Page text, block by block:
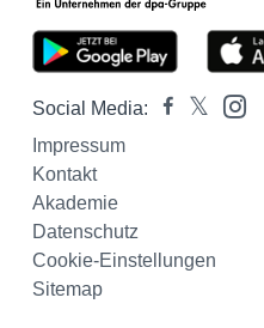
Social Media:
Impressum
Kontakt
Akademie
Datenschutz
Cookie-Einstellungen
Sitemap